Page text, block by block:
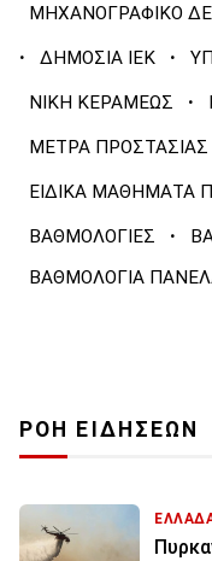
ΜΗΧΑΝΟΓΡΑΦΙΚΟ
· ΔΗΜΟΣΙΑ ΙΕΚ ·
ΝΙΚΗ ΚΕΡΑΜΕΩΣ ·
ΜΕΤΡΑ ΠΡΟΣΤΑΣΙΑΣ
ΕΙΔΙΚΑ ΜΑΘΗΜΑΤΑ
ΒΑΘΜΟΛΟΓΙΕΣ ·
ΒΑΘΜΟΛΟΓΙΑ
ΡΟΗ ΕΙΔΗΣΕΩΝ